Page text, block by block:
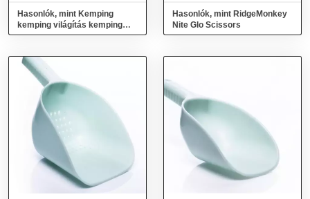
Hasonlók, mint Kemping
kemping világítás kemping
akkumulátor fáklya 2in1 3
Hasonlók, mint RidgeMonkey
Nite Glo Scissors